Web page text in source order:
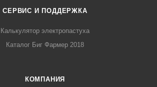
СЕРВИС И ПОДДЕРЖКА
Калькулятор электропастуха
Каталог Биг Фармер 2018
КОМПАНИЯ